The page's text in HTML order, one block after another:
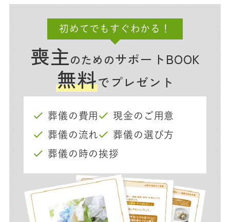
初めてでもすぐわかる！
喪主のためのサポートBOOK
無料でプレゼント
葬儀の費用
現金のご用意
葬儀の流れ
葬儀の選び方
葬儀の時の挨拶